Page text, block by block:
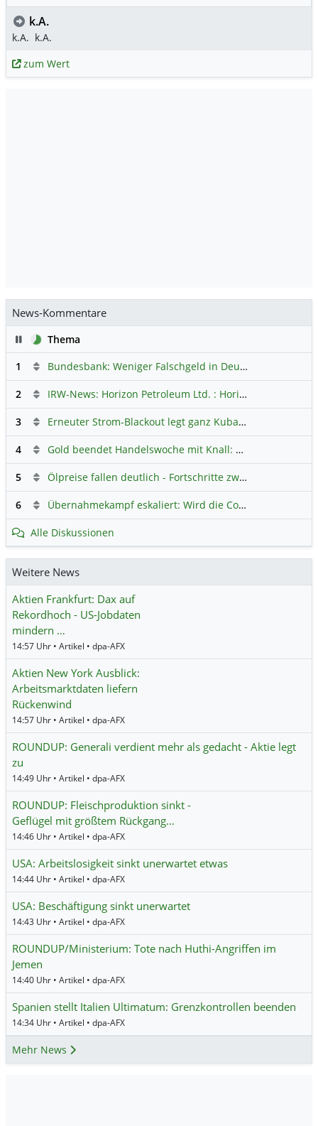
k.A.
k.A. k.A.
zum Wert
News-Kommentare
PauseThema
1
Bundesbank: Weniger Falschgeld in Deutschland
2 IRW-News: Horizon Petroleum Ltd. : Horizon Petroleum beginnt mit der Testförderung im Projekt Lachowice in Polen und schließt die Platzierung einer überzeichneten Wandelanleihe ab
3 Erneuter Strom-Blackout legt ganz Kuba lahm
4 Gold beendet Handelswoche mit Knall: Barrick Mining – Ist diese Aktie wieder ein Kauf?
5 Ölpreise fallen deutlich - Fortschritte zwischen USA und Iran belasten
6 Übernahmekampf eskaliert: Wird die Commerzbank italienisch?
Alle Diskussionen
Weitere News
Aktien Frankfurt: Dax auf
Rekordhoch - US-Jobdaten
mindern …
14:57 Uhr • Artikel • dpa-AFX
Aktien New York Ausblick:
Arbeitsmarktdaten liefern
Rückenwind
14:57 Uhr • Artikel • dpa-AFX
ROUNDUP: Generali verdient mehr als gedacht - Aktie legt
zu
14:49 Uhr • Artikel • dpa-AFX
ROUNDUP: Fleischproduktion sinkt -
Geflügel mit größtem Rückgang…
14:46 Uhr • Artikel • dpa-AFX
USA: Arbeitslosigkeit sinkt unerwartet etwas
14:44 Uhr • Artikel • dpa-AFX
USA: Beschäftigung sinkt unerwartet
14:43 Uhr • Artikel • dpa-AFX
ROUNDUP/Ministerium: Tote nach Huthi-Angriffen im
Jemen
14:40 Uhr • Artikel • dpa-AFX
Spanien stellt Italien Ultimatum: Grenzkontrollen beenden
14:34 Uhr • Artikel • dpa-AFX
Mehr News